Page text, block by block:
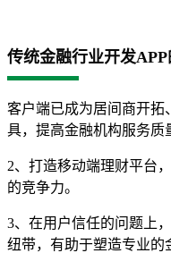
传统金融行业开发APP
客户端已成为居间商开拓
具，提高金融机构服务质
2、打造移动端理财平台
的竞争力。
3、在用户信任的问题上
纽带，有助于塑造专业的